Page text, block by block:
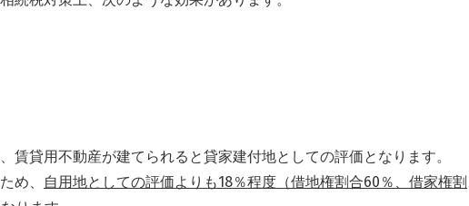
賃貸用不動産が建てられると貸家建付地としての評価となります。
め、
自用地としての評価よりも18％程度（借地権割合60％、借家権割